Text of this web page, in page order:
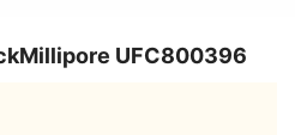
UFC800396